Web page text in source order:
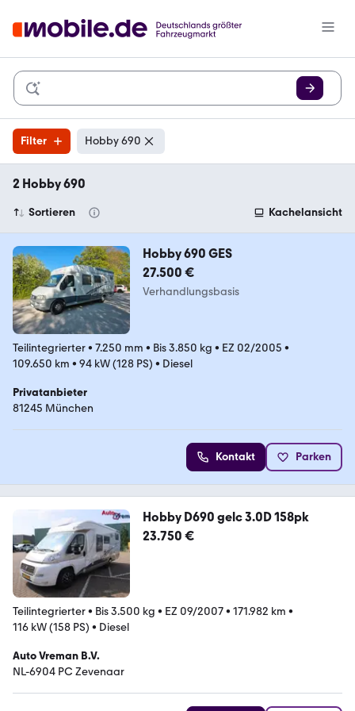
Filter Hobby 690
2 Hobby 690
Sortieren Kachelansicht
Hobby 690 GES
27.500 €
Verhandlungsbasis
Teilintegrierter• 7.250 mm • Bis 3.850 kg • EZ 02/2005 •
109.650 km • 94 kW (128 PS) • Diesel
Privatanbieter
81245 München
Kontakt Parken
Hobby D690 gelc 3.0D 158pk
23.750 €
Teilintegrierter• Bis 3.500 kg • EZ 09/2007• 171.982 km •
116 kW (158 PS) • Diesel
Auto Vreman B.V.
NL-6904 PC Zevenaar